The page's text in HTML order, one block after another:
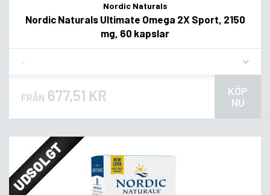
Nordic Naturals
Nordic Naturals Ultimate Omega 2X Sport, 2150
mg, 60 kapslar
FRÅN 677,51 KR
KÖP
NU
UDSOLGT